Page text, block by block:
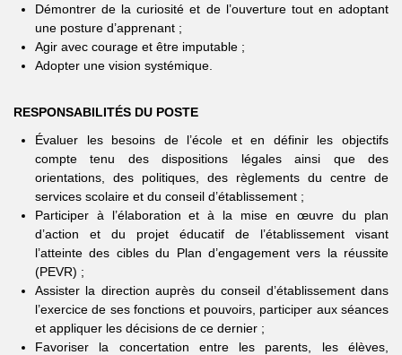
Démontrer de la curiosité et de l’ouverture tout en adoptant
une posture d’apprenant ;
Agir avec courage et être imputable ;
Adopter une vision systémique.
RESPONSABILITÉS DU POSTE
Évaluer les besoins de l’école et en définir les objectifs
compte tenu des dispositions légales ainsi que des
orientations, des politiques, des règlements du centre de
services scolaire et du conseil d’établissement ;
Participer à l’élaboration et à la mise en œuvre du plan
d’action et du projet éducatif de l’établissement visant
l’atteinte des cibles du Plan d’engagement vers la réussite
(PEVR) ;
Assister la direction auprès du conseil d’établissement dans
l’exercice de ses fonctions et pouvoirs, participer aux séances
et appliquer les décisions de ce dernier ;
Favoriser la concertation entre les parents, les élèves,